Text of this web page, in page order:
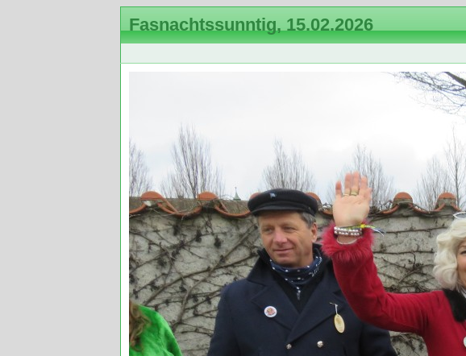
Fasnachtssunntig, 15.02.2026